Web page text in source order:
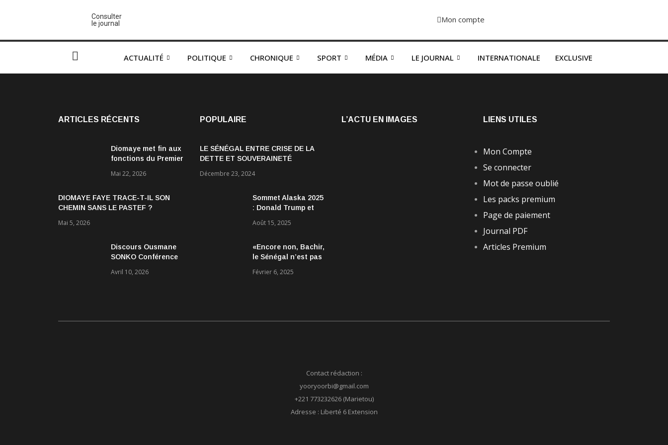
Consulter
le journal
Mon compte
ACTUALITÉ POLITIQUE CHRONIQUE SPORT MÉDIA LE JOURNAL INTERNATIONALE EXCLUSIVE
ARTICLES RÉCENTS
Diomaye met fin aux
fonctions du Premier
Sonko et du
Mai 22, 2026
DIOMAYE FAYE TRACE-T-IL SON
CHEMIN SANS LE PASTEF ?
Mai 5, 2026
Discours Ousmane
SONKO Conférence
Avril 10, 2026
POPULAIRE
LE SÉNÉGAL ENTRE CRISE DE LA
DETTE ET SOUVERAINETÉ
Décembre 23, 2024
Sommet Alaska 2025
: Donald Trump et
Aucun accord
discussions jugées
très encourageantes
Août 15, 2025
«Encore non, Bachir,
le Sénégal n’est pas
Février 6, 2025
L’ACTU EN IMAGES LIENS UTILES
Mon Compte
Se connecter
Mot de passe oublié
Les packs premium
Page de paiement
Journal PDF
Articles Premium
Contact rédaction :
yooryoorbi@gmail.com
+221 773232626 (Marietou)
Adresse : Liberté 6 Extension